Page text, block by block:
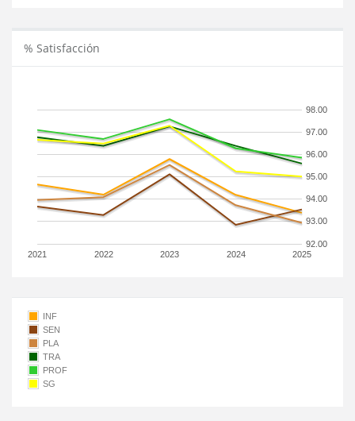
% Satisfacción
2021 2022 2023 2024 2025
92.00
93.00
94.00
95.00
96.00
97.00
98.00
INF
SEN
PLA
TRA
PROF
SG